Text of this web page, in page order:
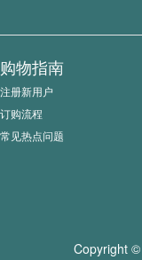
购物指南
注册新用户
订购流程
常见热点问题
Copyright ©